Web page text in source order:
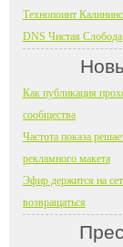
Технопоинт
DNS Чистая Слобода
Как публикация
сообщества
Частота показа
рекламного макета
Эфир держится на
возвращаться